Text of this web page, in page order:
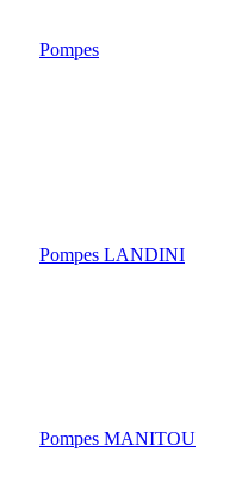
Pompes
Pompes LANDINI
Pompes MANITOU